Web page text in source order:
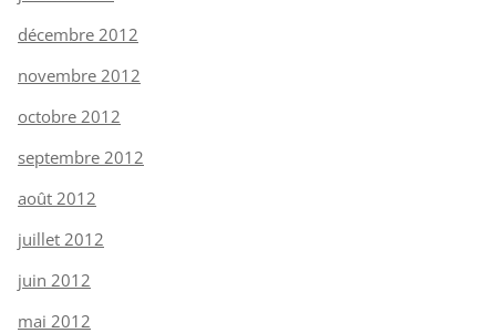
décembre 2012
novembre 2012
octobre 2012
septembre 2012
août 2012
juillet 2012
juin 2012
mai 2012